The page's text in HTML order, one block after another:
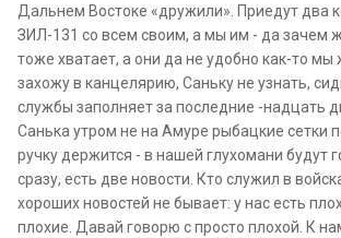
Дальнем Востоке «дружили». Приедут два
ЗИЛ-131 со всем своим, а мы им - да зачем
тоже хватает, а они да не удобно как-то мы
захожу в канцелярию, Саньку не узнать,
службы заполняет за последние -надцать
Санька утром не на Амуре рыбацкие сетки
ручку держится - в нашей глухомани будут
сразу, есть две новости. Кто служил в
хороших новостей не бывает: у нас есть
плохие. Давай говорю с просто плохой. К